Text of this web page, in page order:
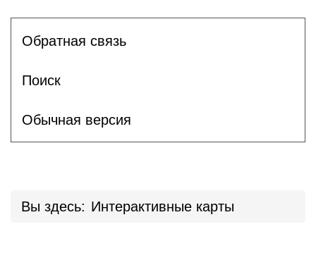
Обратная связь
Поиск
Обычная версия
Вы здесь: Интерактивные карты